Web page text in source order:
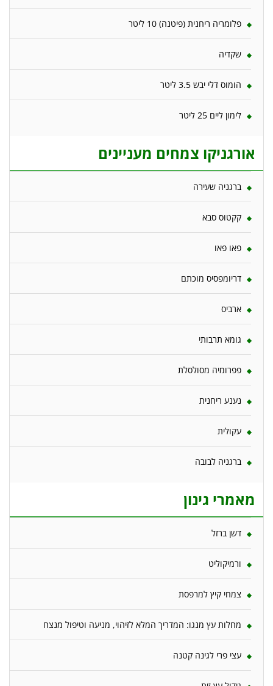
פלומריה ריחנית (פיטנה) 10 ליטר
שקדיה
הומוס דלי יבש 3.5 ליטר
לימון ליים 25 ליטר
אורגניקו צמחים מעניינים
ברגניה שעירה
קקטוס סבא
פאו פאו
דריומפסיס מוכתם
ארביס
גומא תרבותי
פפרומיה מסולסלת
נענע ריחנית
עקולית
ברגניה לבובה
מאמרי גינון
דשן ברזל
ורמיקוליט
צמחי קיץ למרפסת
מחלות עץ מנגו: המדריך המלא לזיהוי, מניעה וטיפול מנצח
עצי פרי לגינה קטנה